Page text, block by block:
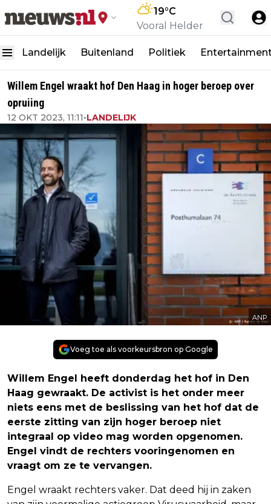
19°C
Vooral Helder
Landelijk Buitenland Politiek
Willem Engel wraakt hof Den Haag in hoger beroep over
opruiing
12 OKT 2023, 11:11•LANDELIJK
ANP
Voeg toe als voorkeursbron op Google
Willem Engel heeft donderdag het hof in Den
Haag gewraakt. De activist is het onder meer
niets eens met de beslissing van het hof dat de
eerste zitting van zijn hoger beroep niet
integraal op video mag worden opgenomen.
Engel vindt de rechters vooringenomen en
vraagt om ze te vervangen.
Engel wraakt rechters vaker. Dat deed hij in zaken